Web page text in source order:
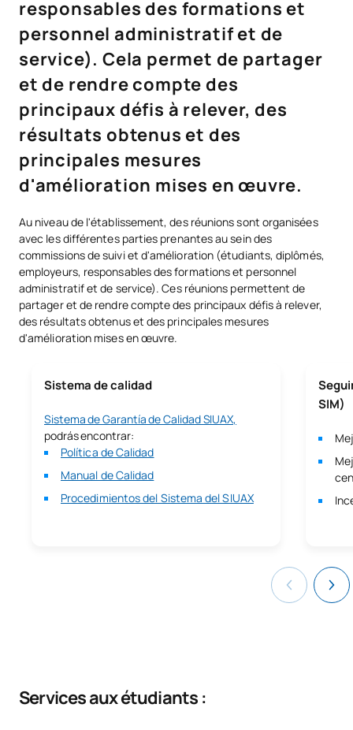
responsables des formations et
personnel administratif et de
service). Cela permet de partager
et de rendre compte des
principaux défis à relever, des
résultats obtenus et des
principales mesures
d'amélioration mises en œuvre.
Au niveau de l'établissement, des réunions sont organisées
avec les différentes parties prenantes au sein des
commissions de suivi et d'amélioration (étudiants, diplômés,
employeurs, responsables des formations et personnel
administratif et de service). Ces réunions permettent de
partager et de rendre compte des principaux défis à relever,
des résultats obtenus et des principales mesures
d'amélioration mises en œuvre.
Sistema de calidad
Sistema de Garantía de Calidad SIUAX,
podrás encontrar:
Política de Calidad
Manual de Calidad
Procedimientos del Sistema del SIUAX
SIM)
Services aux étudiants :